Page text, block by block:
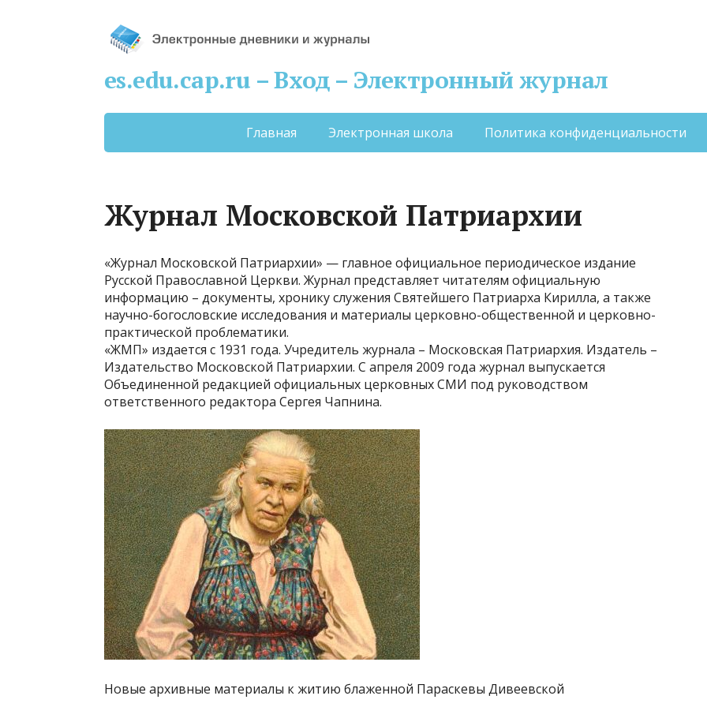
es.edu.cap.ru – Вход – Электронный журнал
Главная Электронная школа Политика конфиденциальности
Журнал Московской Патриархии
«Журнал Московской Патриархии» — главное официальное периодическое издание
Русской Православной Церкви. Журнал представляет читателям официальную
информацию – документы, хронику служения Святейшего Патриарха Кирилла, а также
научно-богословские исследования и материалы церковно-общественной и церковно-
практической проблематики.
«ЖМП» издается с 1931 года. Учредитель журнала – Московская Патриархия. Издатель –
Издательство Московской Патриархии. С апреля 2009 года журнал выпускается
Объединенной редакцией официальных церковных СМИ под руководством
ответственного редактора Сергея Чапнина.
Новые архивные материалы к житию блаженной Параскевы Дивеевской